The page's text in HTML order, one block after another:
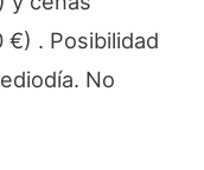
€) . Posibilidad
No